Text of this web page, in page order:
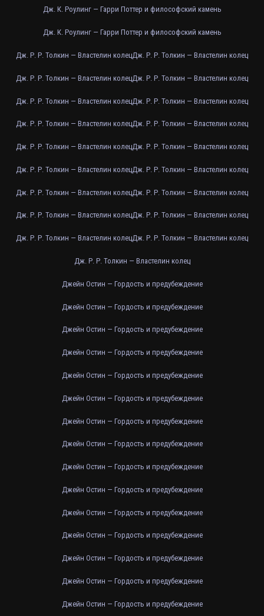
Дж. К. Роулинг — Гарри Поттер и философский камень
Дж. К. Роулинг — Гарри Поттер и философский камень
Дж. Р. Р. Толкин — Властелин колецДж. Р. Р. Толкин — Властелин колец
Дж. Р. Р. Толкин — Властелин колецДж. Р. Р. Толкин — Властелин колец
Дж. Р. Р. Толкин — Властелин колецДж. Р. Р. Толкин — Властелин колец
Дж. Р. Р. Толкин — Властелин колецДж. Р. Р. Толкин — Властелин колец
Дж. Р. Р. Толкин — Властелин колецДж. Р. Р. Толкин — Властелин колец
Дж. Р. Р. Толкин — Властелин колецДж. Р. Р. Толкин — Властелин колец
Дж. Р. Р. Толкин — Властелин колецДж. Р. Р. Толкин — Властелин колец
Дж. Р. Р. Толкин — Властелин колецДж. Р. Р. Толкин — Властелин колец
Дж. Р. Р. Толкин — Властелин колецДж. Р. Р. Толкин — Властелин колец
Дж. Р. Р. Толкин — Властелин колец
Джейн Остин — Гордость и предубеждение
Джейн Остин — Гордость и предубеждение
Джейн Остин — Гордость и предубеждение
Джейн Остин — Гордость и предубеждение
Джейн Остин — Гордость и предубеждение
Джейн Остин — Гордость и предубеждение
Джейн Остин — Гордость и предубеждение
Джейн Остин — Гордость и предубеждение
Джейн Остин — Гордость и предубеждение
Джейн Остин — Гордость и предубеждение
Джейн Остин — Гордость и предубеждение
Джейн Остин — Гордость и предубеждение
Джейн Остин — Гордость и предубеждение
Джейн Остин — Гордость и предубеждение
Джейн Остин — Гордость и предубеждение